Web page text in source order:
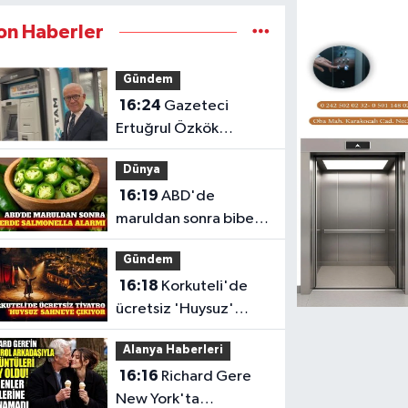
Haberler
Gündem
16:24
Ertuğrul Özkök
hakkında re'sen
soruşturma başlatıldı
Dünya
16:19 ABD'de
maruldan sonra biber
kaynaklı salmonella
salgını
Gündem
16:18
ücretsiz 'Huysuz'
tiyatro oyunu
sahnelenecek
Alanya Haberleri
16:16
New York'ta